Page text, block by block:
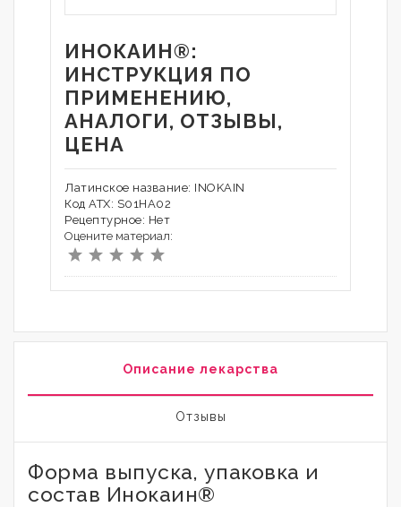
ИНОКАИН®:
ИНСТРУКЦИЯ ПО
ПРИМЕНЕНИЮ,
АНАЛОГИ, ОТЗЫВЫ,
ЦЕНА
Латинское название: INOKAIN
Код АТХ: S01HA02
Рецептурное: Нет
Оцените материал:
Описание лекарства
Отзывы
Форма выпуска, упаковка и
состав Инокаин®